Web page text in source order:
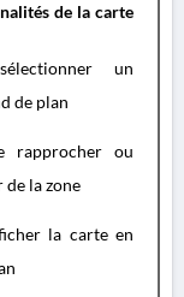
de la carte
un
de plan
rapprocher ou
de la zone
la carte en